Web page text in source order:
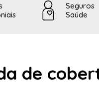
Seguros
Saúde
de